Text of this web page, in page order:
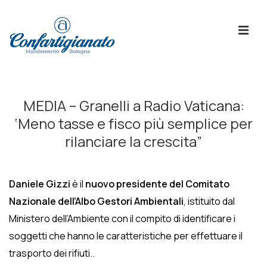
Principale
MEDIA – Granelli a Radio Vaticana:
‘Meno tasse e fisco più semplice per
rilanciare la crescita”
Daniele Gizziè il nuovo presidente del Comitato
Nazionale dell’Albo Gestori Ambientali, istituito dal
Ministero dell’Ambiente con il compito di identificare i
soggetti che hanno le caratteristiche per effettuare il
trasporto dei rifiuti..